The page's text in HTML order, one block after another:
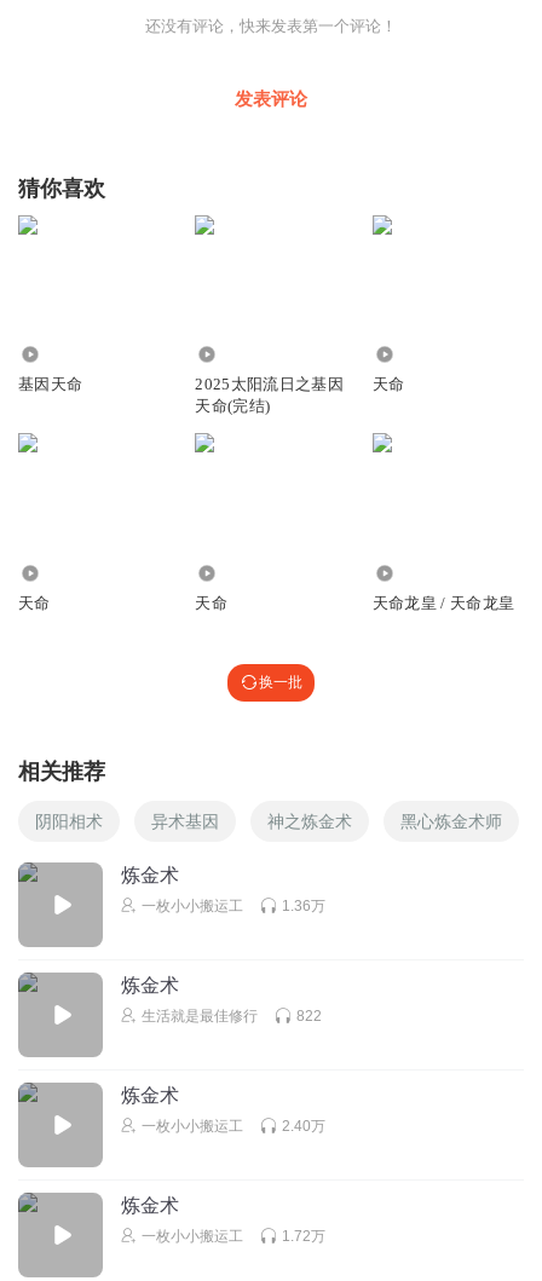
还没有评论，快来发表第一个评论！
发表评论
猜你喜欢
基因天命
2025太阳流日之基因
天命(完结)
天命
天命 天命 天命龙皇 / 天命龙皇
换一批
相关推荐
阴阳相术 异术基因 神之炼金术 黑心炼金术师
炼金术
一枚小小搬运工 1.36万
炼金术
生活就是最佳修行 822
炼金术
一枚小小搬运工 2.40万
炼金术
一枚小小搬运工 1.72万